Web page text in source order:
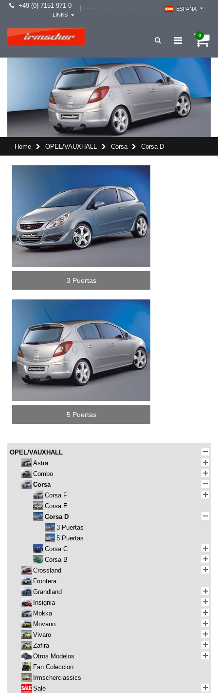
+49 (0) 7151 971 0
ESPAÑA
LINKS
0
Home OPEL/VAUXHALL Corsa Corsa D
3 Puertas
5 Puertas
OPEL/VAUXHALL
Astra
Combo
Corsa
Corsa F
Corsa E
Corsa D
3 Puertas
5 Puertas
Corsa C
Corsa B
Crossland
Frontera
Grandland
Insignia
Mokka
Movano
Vivaro
Zafira
Otros Modelos
Fan Coleccion
Irmscherclassics
Sale